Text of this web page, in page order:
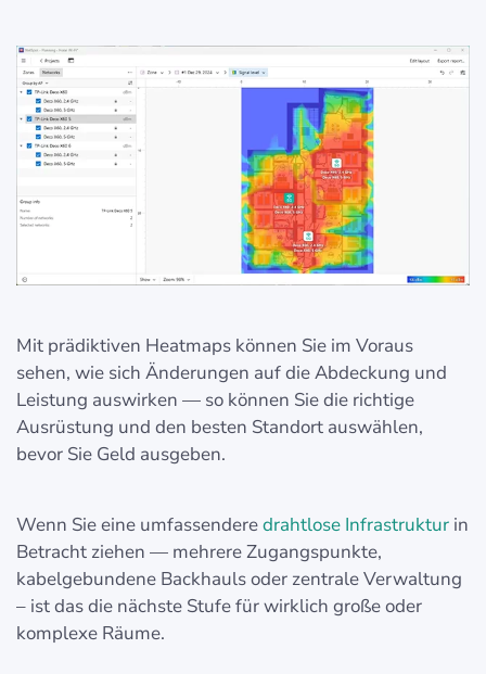
Mit prädiktiven Heatmaps können Sie im Voraus
sehen, wie sich Änderungen auf die Abdeckung und
Leistung auswirken — so können Sie die richtige
Ausrüstung und den besten Standort auswählen,
bevor Sie Geld ausgeben.
Wenn Sie eine umfassenderedrahtlose Infrastruktur in
Betracht ziehen — mehrere Zugangspunkte,
kabelgebundene Backhauls oder zentrale Verwaltung
– ist das die nächste Stufe für wirklich große oder
komplexe Räume.